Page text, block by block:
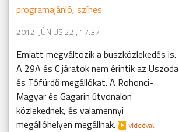
programajánló, színes
2012. JÚNIUS 22., 17:37
Emiatt megváltozik a buszközlekedés is.
A 29A és C járatok nem érintik az Uszoda
és Tófürdő megállókat. A Rohonci-
Magyar és Gagarin útvonalon
közlekednek, és valamennyi
megállóhelyen megállnak.